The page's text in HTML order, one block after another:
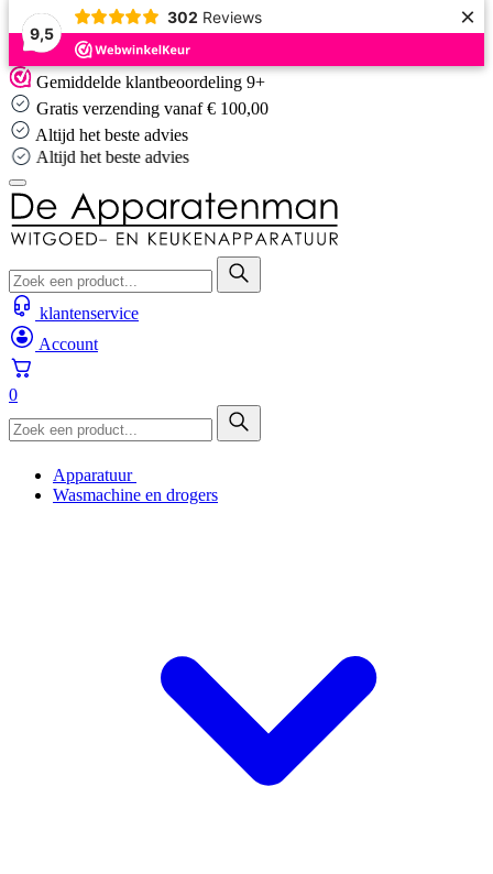
9,5
302 Reviews ×
Skip
to
content
Gemiddelde klantbeoordeling 9+
Gratis verzending vanaf € 100,00
Altijd het beste advies
Altijd het beste advies
klantenservice
Account
0
Apparatuur
Wasmachine en drogers